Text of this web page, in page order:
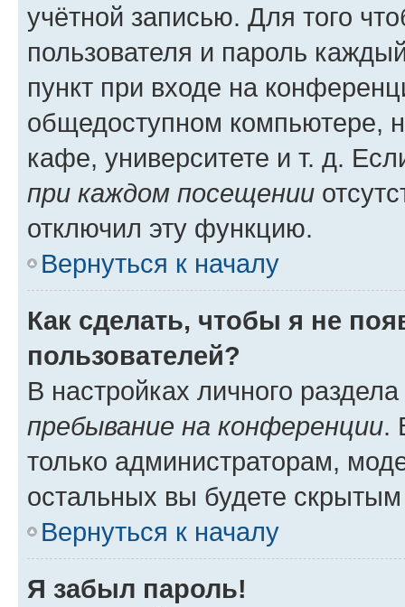
учётной записью. Для того
пользователя и пароль
пункт при входе на
общедоступном компьютере,
кафе, университете и т. д.
при каждом посещении
отключил эту функцию.
Вернуться к началу
Как сделать, чтобы я не
пользователей?
В настройках личного
пребывание на конференции.
только администраторам,
остальных вы будете
Вернуться к началу
Я забыл пароль!